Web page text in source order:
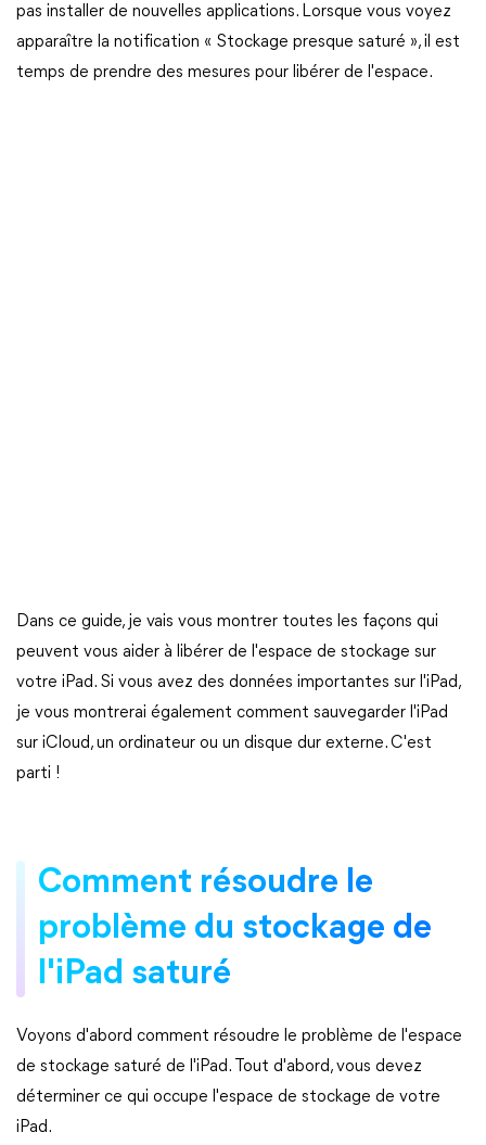
pas installer de nouvelles applications. Lorsque vous voyez
apparaître la notification « Stockage presque saturé », il est
temps de prendre des mesures pour libérer de l'espace.
Dans ce guide, je vais vous montrer toutes les façons qui
peuvent vous aider à libérer de l'espace de stockage sur
votre iPad. Si vous avez des données importantes sur l'iPad,
je vous montrerai également comment sauvegarder l'iPad
sur iCloud, un ordinateur ou un disque dur externe. C'est
parti !
Comment résoudre le
problème du stockage de
l'iPad saturé
Voyons d'abord comment résoudre le problème de l'espace
de stockage saturé de l'iPad. Tout d'abord, vous devez
déterminer ce qui occupe l'espace de stockage de votre
iPad.